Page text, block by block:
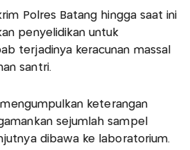
Polres Batang hingga saat ini
penyelidikan untuk
terjadinya keracunan massal
santri.
keterangan
sejumlah sampel
dibawa ke laboratorium.